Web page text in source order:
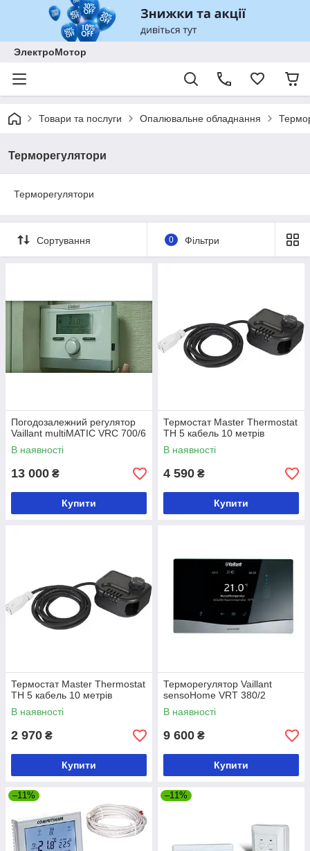
ЭлектроМотор
Товари та послуги Опалювальне обладнання
Терморегулятори
Терморегулятори
Сортування 0 Фільтри
Погодозалежний регулятор
Vaillant multiMATIC VRC 700/6
В наявності
13 000 ₴
Купити
Термостат Master Thermostat
TH 5 кабель 10 метрів
В наявності
4 590 ₴
Купити
Термостат Master Thermostat
TH 5 кабель 10 метрів
В наявності
2 970 ₴
Купити
Терморегулятор Vaillant
sensoHome VRT 380/2
В наявності
9 600 ₴
Купити
–11% –11%